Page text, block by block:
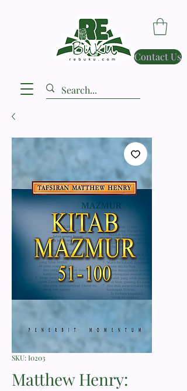
Contact Us
SKU: I0203
Matthew Henry: